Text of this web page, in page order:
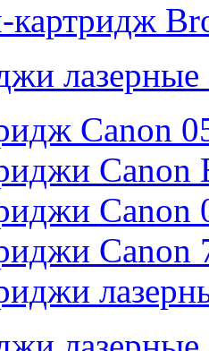
лазерные
Canon
Canon
Canon
Canon